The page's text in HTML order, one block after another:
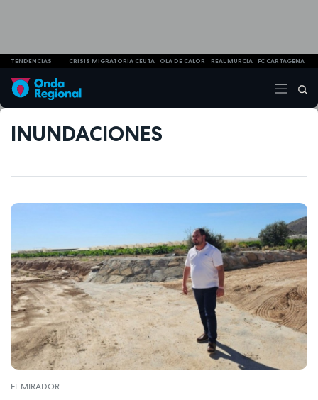
TENDENCIAS CRISIS MIGRATORIA CEUTA OLA DE CALOR REAL MURCIA FC CARTAGENA
INUNDACIONES
EL MIRADOR